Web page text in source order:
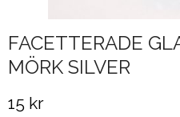
FACETTERADE
MÖRK SILVER
15 kr